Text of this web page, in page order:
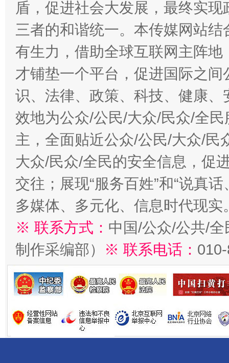
盾，促进社会大发展，最终实
三者的和谐统一。本传媒网站
有生力，借助全球互联网主阵
才铺垫一个平台，促进国际之
识、法律、政策、科技、健康
效地为公众/公民/大众/民众/全
主，全面贴近公众/公民/大众/民
大众/民众/全民的安全信息，促
交往；展现“服务百姓”和“说真
多媒体、多元化、信息时代现实
※ 联系方式： 中国/公众/公共/
制作采编部）
※ 联系电话：